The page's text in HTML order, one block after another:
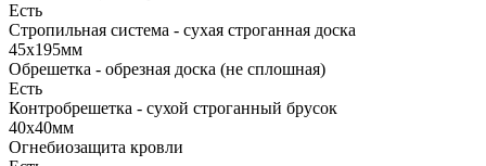
Есть
Стропильная система - сухая строганная доска
45х195мм
Обрешетка - обрезная доска (не сплошная)
Есть
Контробрешетка - сухой строганный брусок
40х40мм
Огнебиозащита кровли